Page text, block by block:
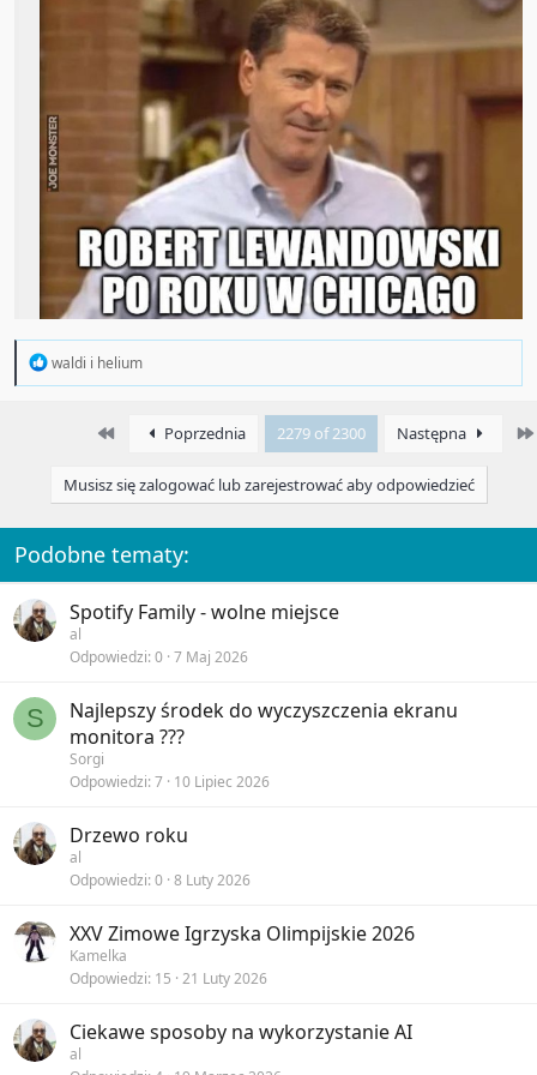
R
:
waldi i helium
First Poprzednia 2279 of 2300 Następna
Musisz się zalogować lub zarejestrować aby odpowiedzieć
Podobne tematy:
Spotify Family - wolne miejsce
al
Odpowiedzi 0 7 Maj 2026
S
Najlepszy środek do wyczyszczenia ekranu
monitora ???
Sorgi
Odpowiedzi 7 10 Lipiec 2026
Drzewo roku
al
Odpowiedzi 0 8 Luty 2026
XXV Zimowe Igrzyska Olimpijskie 2026
Kamelka
Odpowiedzi 15 21 Luty 2026
Ciekawe sposoby na wykorzystanie AI
al